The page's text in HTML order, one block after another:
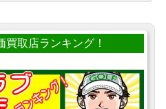
買取店ランキング！